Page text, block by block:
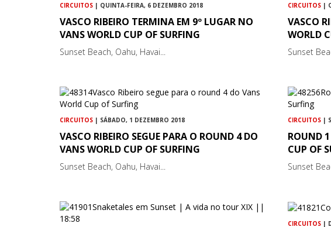
CIRCUITOS | QUINTA-FEIRA, 6 DEZEMBRO 2018
VASCO RIBEIRO TERMINA EM 9º LUGAR NO
VANS WORLD CUP OF SURFING
Sunset Beach, Oahu, Havai...
CIRCUITOS |
VASCO
WORLD
Sunset
CIRCUITOS | SÁBADO, 1 DEZEMBRO 2018
VASCO RIBEIRO SEGUE PARA O ROUND 4 DO
VANS WORLD CUP OF SURFING
Sunset Beach, Oahu, Havai...
CIRCUITOS |
ROUND
CUP OF
Sunset
CIRCUITOS |